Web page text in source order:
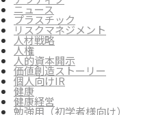
ニュース
プラスチック
リスクマネジメント
人材戦略
人権
人的資本開示
価値創造ストーリー
個人向けIR
健康
健康経営
勉強用（初学者様向け）